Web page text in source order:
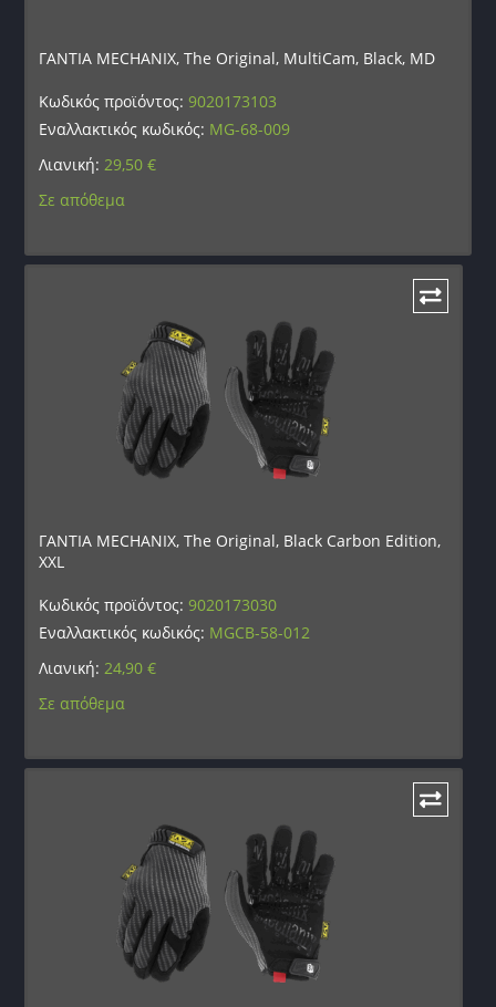
ΓΑΝΤΙΑ MECHANIX, The Original, MultiCam, Black, MD
Κωδικός προϊόντος:9020173103
Εναλλακτικός κωδικός: MG-68-009
Λιανική: 29,50€
Σε απόθεμα
ΓΑΝΤΙΑ MECHANIX, The Original, Black Carbon Edition,
XXL
Κωδικός προϊόντος:9020173030
Εναλλακτικός κωδικός: MGCB-58-012
Λιανική: 24,90€
Σε απόθεμα